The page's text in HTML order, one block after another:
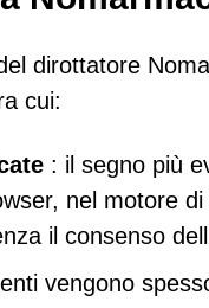
dirottatore
cui:
: il segno più
nel motore
il consenso
vengono